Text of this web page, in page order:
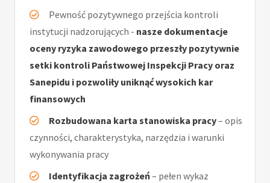
Pewność pozytywnego przejścia kontroli
instytucji nadzorujących - nasze dokumentacje
oceny ryzyka zawodowego przeszły pozytywnie
setki kontroli Państwowej Inspekcji Pracy oraz
Sanepidu i pozwoliły uniknąć wysokich kar
finansowych
Rozbudowana karta stanowiska pracy– opis
czynności, charakterystyka, narzędzia i warunki
wykonywania pracy
Identyfikacja zagrożeń– pełen wykaz